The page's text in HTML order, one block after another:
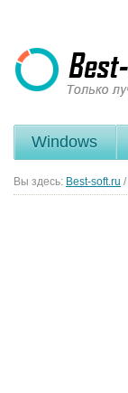
Windows
Вы здесь: Best-soft.ru /